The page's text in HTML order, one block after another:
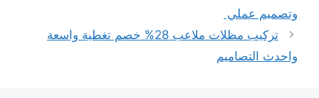
وتصميم عملي
تركيب مظلات ملاعب 28% خصم تغطية واسعة
واحدث التصاميم